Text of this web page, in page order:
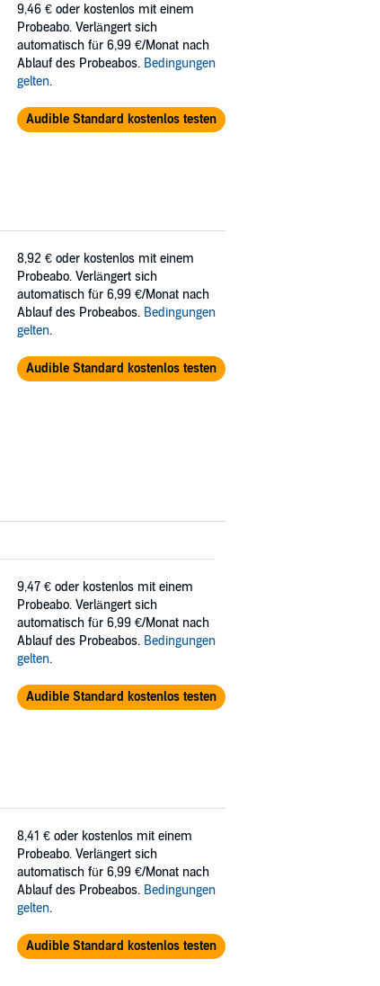
9,46 € oder kostenlos mit einem
Probeabo. Verlängert sich
automatisch für 6,99 €/Monat nach
Ablauf des Probeabos. Bedingungen
gelten.
Audible Standard kostenlos testen
8,92 € oder kostenlos mit einem
Probeabo. Verlängert sich
automatisch für 6,99 €/Monat nach
Ablauf des Probeabos. Bedingungen
gelten.
Audible Standard kostenlos testen
9,47 € oder kostenlos mit einem
Probeabo. Verlängert sich
automatisch für 6,99 €/Monat nach
Ablauf des Probeabos. Bedingungen
gelten.
Audible Standard kostenlos testen
8,41 € oder kostenlos mit einem
Probeabo. Verlängert sich
automatisch für 6,99 €/Monat nach
Ablauf des Probeabos. Bedingungen
gelten.
Audible Standard kostenlos testen